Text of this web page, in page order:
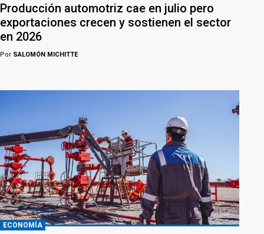
Producción automotriz cae en julio pero
exportaciones crecen y sostienen el sector
en 2026
Por SALOMÓN MICHITTE
ECONOMÍA